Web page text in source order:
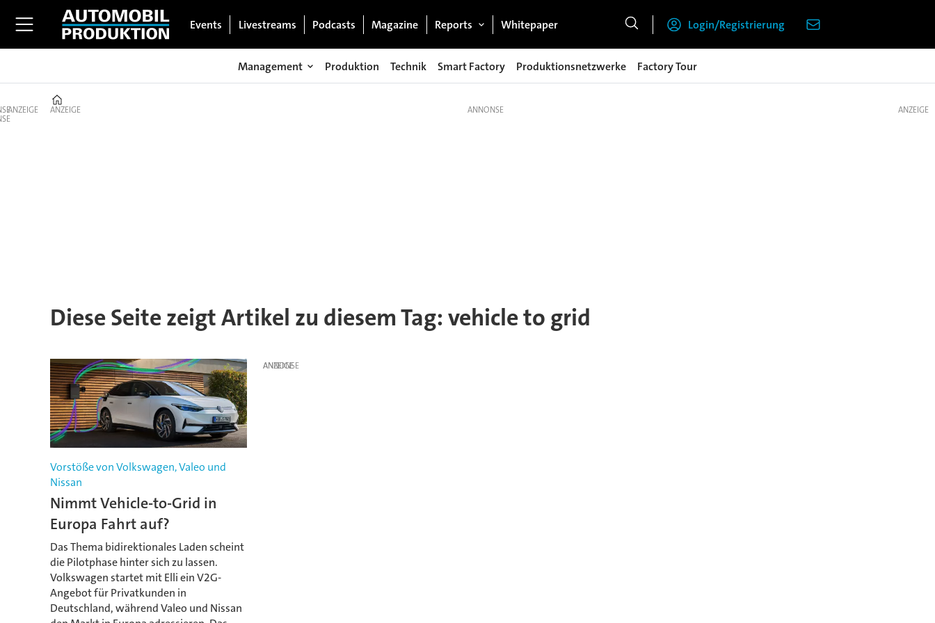
Events Livestreams Podcasts Magazine Reports Whitepaper Login/Registrierung
Management Produktion Technik Smart Factory Produktionsnetzwerke Factory Tour
ANZEIGE ANZEIGE
Diese Seite zeigt Artikel zu diesem Tag: vehicle to grid
Vorstöße von Volkswagen, Valeo und
Nissan
Nimmt Vehicle-to-Grid in
Europa Fahrt auf?
Das Thema bidirektionales Laden scheint
die Pilotphase hinter sich zu lassen.
Volkswagen startet mit Elli ein V2G-
Angebot für Privatkunden in
Deutschland, während Valeo und Nissan
ANZEIGE
ANZEIGE